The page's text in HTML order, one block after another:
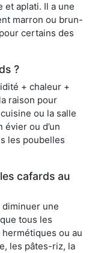
et aplati. Il a une
marron ou brun-
certains des
?
+ chaleur +
raison pour
ou la salle
évier ou d’un
les poubelles
cafards au
une
tous les
ou au
les pâtes-riz, la